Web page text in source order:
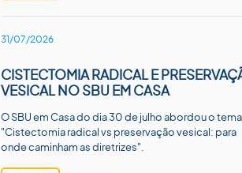
31/07/2026
CISTECTOMIA RADICAL E
VESICAL NO SBU EM CASA
O SBU em Casa do dia 30 de julho abordou o tema
"Cistectomia radical vs preservação vesical: para
onde caminham as diretrizes".